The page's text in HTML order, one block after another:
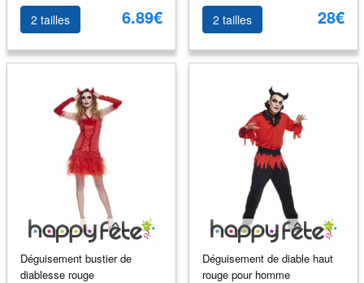
2 tailles 6.89€ 2 tailles 28€
Déguisement bustier de
diablesse rouge
Déguisement de diable haut
rouge pour homme